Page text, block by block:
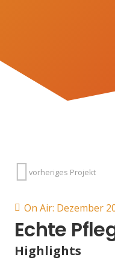
vorheriges Projekt
On Air: Dezember
Echte
Highlights